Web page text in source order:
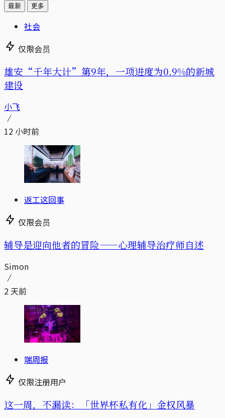
最新 更多
社会
仅限会员
雄安“千年大计”第9年，一项进度为0.9%的新城
建设
小飞
12 小时前
返工这回事
仅限会员
辅导是迎向他者的冒险——心理辅导治疗师自述
Simon
2 天前
端周报
仅限注册用户
这一周，不漏读：「世界杯私有化」金权风暴